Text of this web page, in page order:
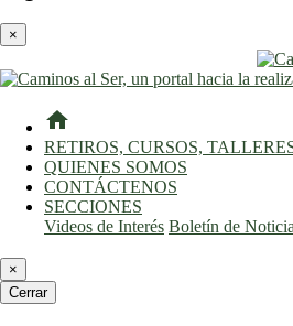
×
home
RETIROS, CURSOS,
QUIENES SOMOS
CONTÁCTENOS
SECCIONES
Videos de Interés Boletín de
×
Cerrar